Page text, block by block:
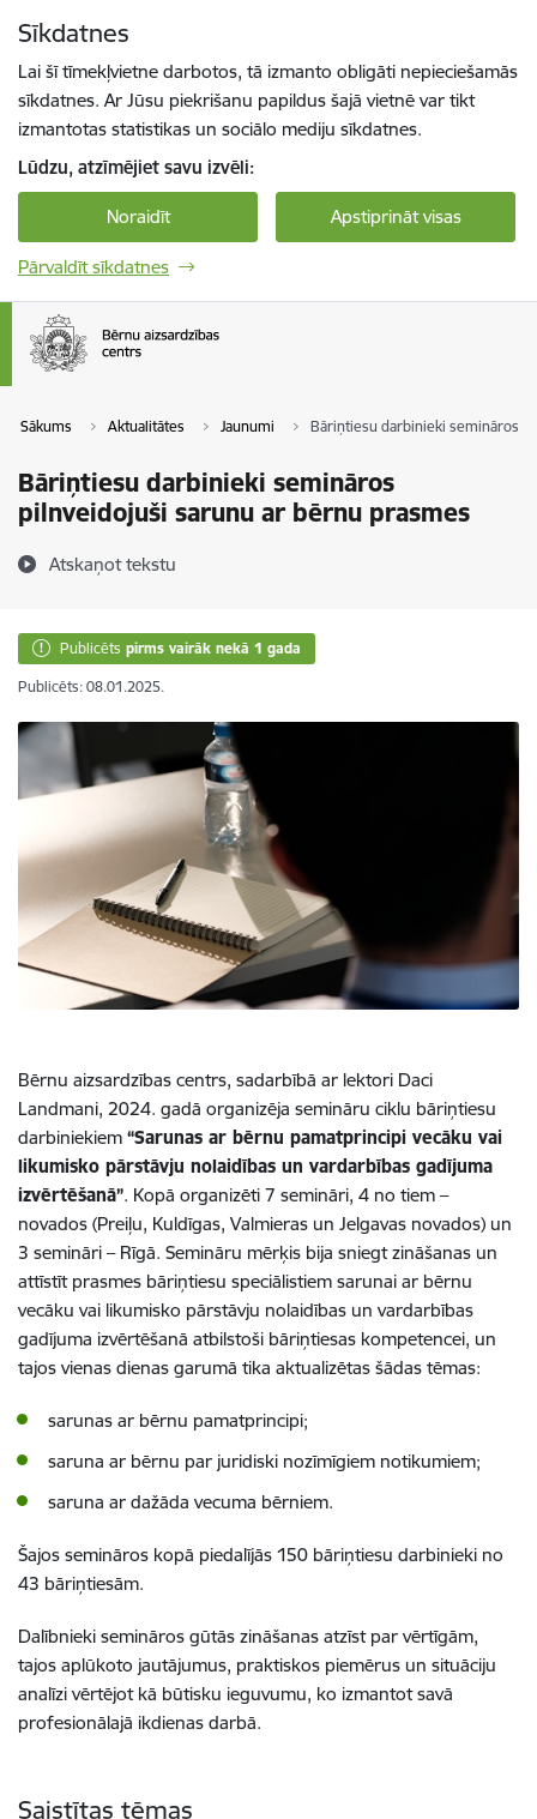
Sīkdatnes
Lai šī tīmekļvietne darbotos, tā izmanto obligāti nepieciešamās
sīkdatnes. Ar Jūsu piekrišanu papildus šajā vietnē var tikt
izmantotas statistikas un sociālo mediju sīkdatnes.
Lūdzu, atzīmējiet savu izvēli:
Noraidīt Apstiprināt visas
Pārvaldīt sīkdatnes
Sākums Aktualitātes Jaunumi Bāriņtiesu darbinieki semināros
Bāriņtiesu darbinieki semināros
pilnveidojuši sarunu ar bērnu prasmes
Atskaņot tekstu
Publicēts pirms vairāk nekā 1 gada
Publicēts: 08.01.2025.
Bērnu aizsardzības centrs, sadarbībā ar lektori Daci
Landmani, 2024. gadā organizēja semināru ciklu bāriņtiesu
darbiniekiem “Sarunas ar bērnu pamatprincipi vecāku vai
likumisko pārstāvju nolaidības un vardarbības gadījuma
izvērtēšanā”. Kopā organizēti 7 semināri, 4 no tiem –
novados (Preiļu, Kuldīgas, Valmieras un Jelgavas novados) un
3 semināri – Rīgā. Semināru mērķis bija sniegt zināšanas un
attīstīt prasmes bāriņtiesu speciālistiem sarunai ar bērnu
vecāku vai likumisko pārstāvju nolaidības un vardarbības
gadījuma izvērtēšanā atbilstoši bāriņtiesas kompetencei, un
tajos vienas dienas garumā tika aktualizētas šādas tēmas:
sarunas ar bērnu pamatprincipi;
saruna ar bērnu par juridiski nozīmīgiem notikumiem;
saruna ar dažāda vecuma bērniem.
Šajos semināros kopā piedalījās 150 bāriņtiesu darbinieki no
43 bāriņtiesām.
Dalībnieki semināros gūtās zināšanas atzīst par vērtīgām,
tajos aplūkoto jautājumus, praktiskos piemērus un situāciju
analīzi vērtējot kā būtisku ieguvumu, ko izmantot savā
profesionālajā ikdienas darbā.
Saistītas tēmas